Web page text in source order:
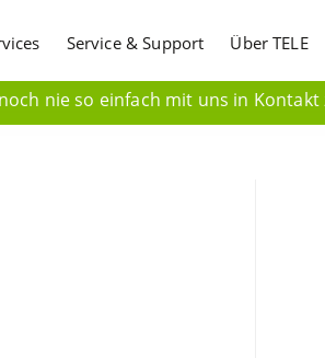
nie so einfach mit uns in
Service & Support Über TELE